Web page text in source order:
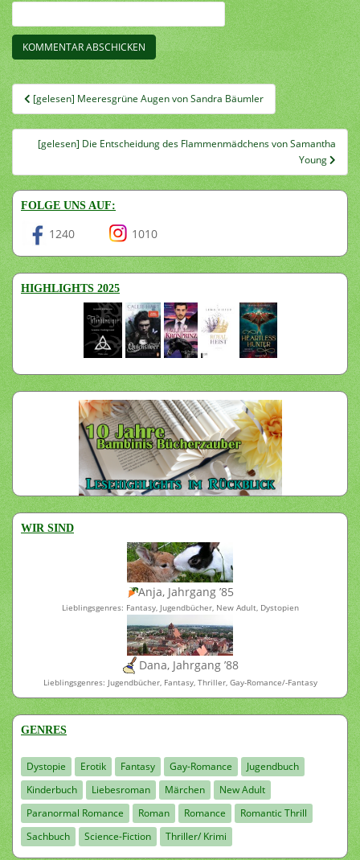
Beitragsnavigation
[gelesen] Meeresgrüne Augen von Sandra Bäumler
[gelesen] Die Entscheidung des Flammenmädchens von Samantha
Young
FOLGE UNS AUF:
1240 1010
HIGHLIGHTS 2025
WIR SIND
Anja, Jahrgang ’85
Lieblingsgenres: Fantasy, Jugendbücher, New Adult, Dystopien
Dana, Jahrgang ’88
Lieblingsgenres: Jugendbücher, Fantasy, Thriller, Gay-Romance/-Fantasy
GENRES
Dystopie Erotik Fantasy Gay-Romance
Jugendbuch
Kinderbuch
Liebesroman Märchen
New Adult
Paranormal Romance
Roman Romance
Romantic Thrill
Sachbuch
Science-Fiction Thriller/ Krimi